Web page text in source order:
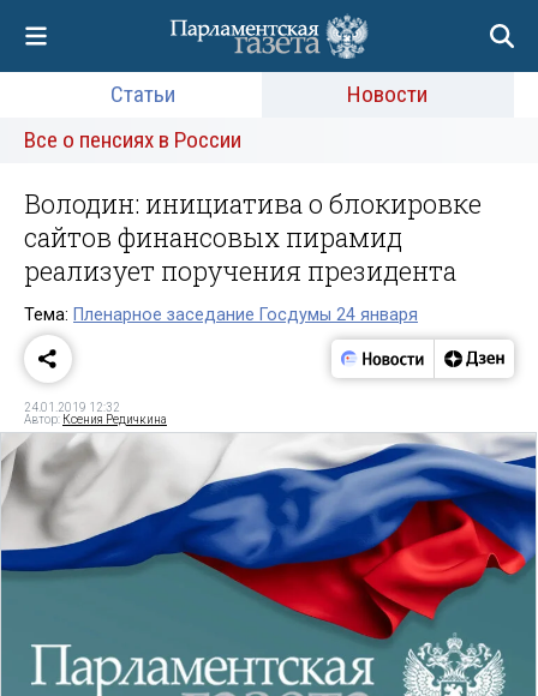
Статьи
Новости
Все о пенсиях в России
Володин: инициатива о блокировке
сайтов финансовых пирамид
реализует поручения президента
Тема: Пленарное заседание Госдумы 24 января
24.01.2019 12:32
Автор: Ксения Редичкина